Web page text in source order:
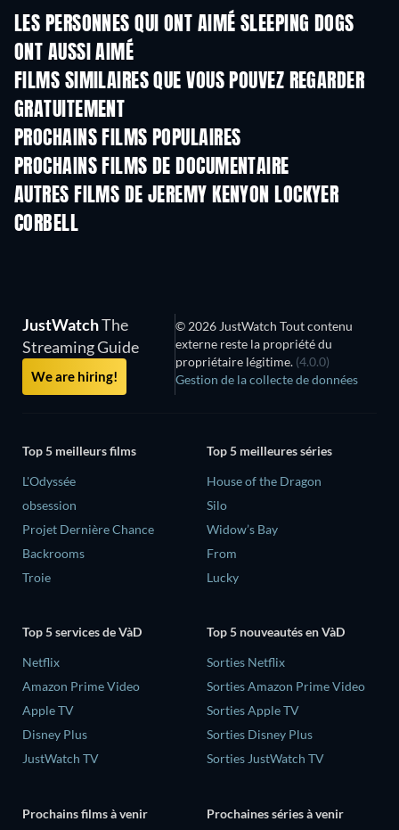
LES PERSONNES QUI ONT AIMÉ SLEEPING DOGS
ONT AUSSI AIMÉ
FILMS SIMILAIRES QUE VOUS POUVEZ REGARDER
GRATUITEMENT
PROCHAINS FILMS POPULAIRES
PROCHAINS FILMS DE DOCUMENTAIRE
AUTRES FILMS DE JEREMY KENYON LOCKYER
CORBELL
JustWatchThe
Streaming Guide
We are hiring!
© 2026 JustWatch Tout contenu
externe reste la propriété du
propriétaire légitime. (4.0.0)
Gestion de la collecte de données
Top 5 meilleurs films
L'Odyssée
obsession
Projet Dernière Chance
Backrooms
Troie
Top 5 meilleures séries
House of the Dragon
Silo
Widow’s Bay
From
Lucky
Top 5 services de VàD
Netflix
Amazon Prime Video
Apple TV
Disney Plus
JustWatch TV
Top 5 nouveautés en VàD
Sorties Netflix
Sorties Amazon Prime Video
Sorties Apple TV
Sorties Disney Plus
Sorties JustWatch TV
Prochains films à venir Prochaines séries à venir